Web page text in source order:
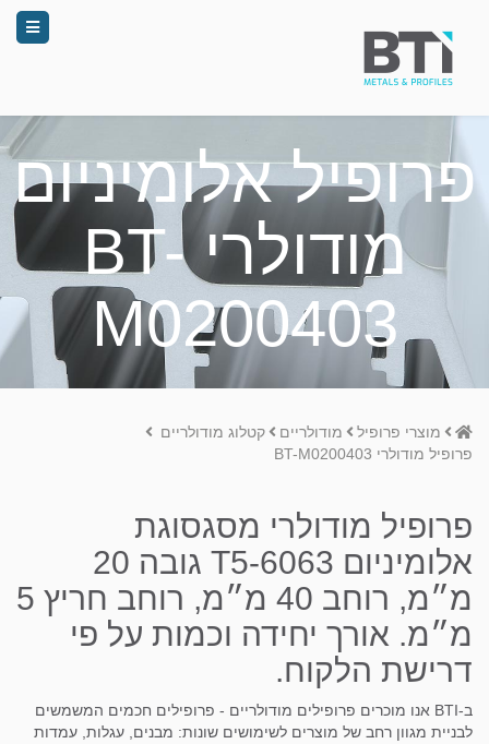
פרופיל אלומיניום
מודולרי BT-
M0200403
Homeמוצרי פרופיל מודולריים
קטלוג מודולריים
פרופיל מודולרי BT-M0200403
פרופיל מודולרי מסגסוגת
אלומיניום T5-6063 גובה 20
מ״מ, רוחב 40 מ״מ, רוחב חריץ 5
מ״מ. אורך יחידה וכמות על פי
דרישת הלקוח.
ב-BTI אנו מוכרים פרופילים מודולריים - פרופילים חכמים המשמשים
לבניית מגוון רחב של מוצרים לשימושים שונות: מבנים, עגלות, עמדות